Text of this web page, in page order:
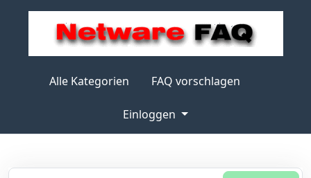
Alle Kategorien FAQ vorschlagen
Einloggen